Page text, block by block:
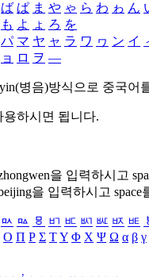
ば ぱ ま や ゃ ら わ ゎ ん
も よ ょ ろ を
パ マ ヤ ャ ラ ワ ヮ ン イ
ョ ロ ヲ ―
병음)방식으로 중국어
하시면 됩니다.
을 입력하시고
을 입력하시고
ㅯ ㅰ ㅱ ㅲ ㅳ ㅴ ㅵ ㅶ ㅷ
Ο Π Ρ Σ ΤΥ Φ Χ Ψ Ω α β γ